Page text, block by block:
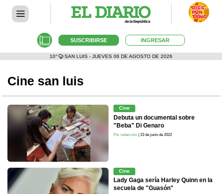
SUSCRIBIRSE INGRESAR
10° SAN LUIS - JUEVES 06 DE AGOSTO DE 2026
Cine san luis
Cine
Debuta un documental sobre
"Beba" Di Genaro
Por redacción | 23 de junio de 2022
Cine
Lady Gaga sería Harley Quinn en la
secuela de "Guasón"